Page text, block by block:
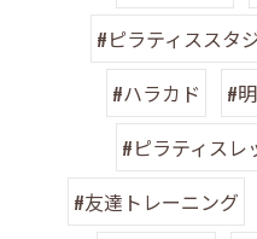
#ピラティススタ
#ハラカド
#
#ピラティスレ
#友達トレーニング